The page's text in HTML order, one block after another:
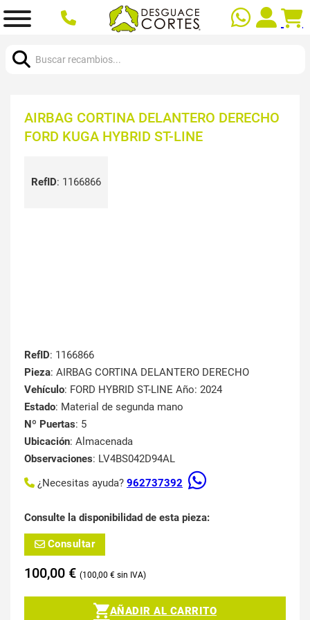
AIRBAG CORTINA DELANTERO DERECHO
FORD KUGA HYBRID ST-LINE
RefID: 1166866
RefID: 1166866
Pieza: AIRBAG CORTINA DELANTERO DERECHO
Vehículo: FORD HYBRID ST-LINE Año: 2024
Estado: Material de segunda mano
Nº Puertas: 5
Ubicación: Almacenada
Observaciones: LV4BS042D94AL
¿Necesitas ayuda? 962737392
Consulte la disponibilidad de esta pieza:
Consultar
100,00 € 100,00 €
AÑADIR AL CARRITO